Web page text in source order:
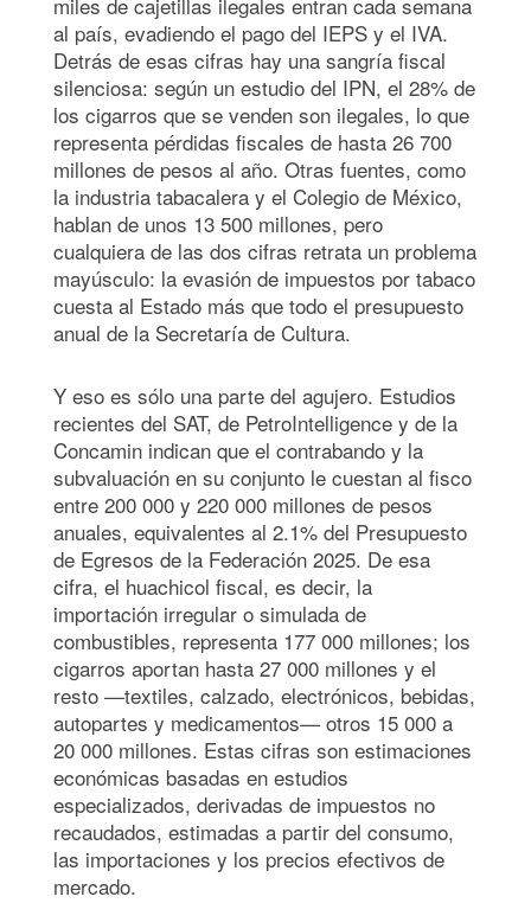
al país, evadiendo el pago del IEPS y el IVA.
Detrás de esas cifras hay una sangría fiscal
silenciosa: según un estudio del IPN, el 28% de
los cigarros que se venden son ilegales, lo que
representa pérdidas fiscales de hasta 26 700
millones de pesos al año. Otras fuentes, como
la industria tabacalera y el Colegio de México,
hablan de unos 13 500 millones, pero
cualquiera de las dos cifras retrata un problema
mayúsculo: la evasión de impuestos por tabaco
cuesta al Estado más que todo el presupuesto
anual de la Secretaría de Cultura.
Y eso es sólo una parte del agujero. Estudios
recientes del SAT, de PetroIntelligence y de la
Concamin indican que el contrabando y la
subvaluación en su conjunto le cuestan al fisco
entre 200 000 y 220 000 millones de pesos
anuales, equivalentes al 2.1% del Presupuesto
de Egresos de la Federación 2025. De esa
cifra, el huachicol fiscal, es decir, la
importación irregular o simulada de
combustibles, representa 177 000 millones; los
cigarros aportan hasta 27 000 millones y el
resto —textiles, calzado, electrónicos, bebidas,
autopartes y medicamentos— otros 15 000 a
20 000 millones. Estas cifras son estimaciones
económicas basadas en estudios
especializados, derivadas de impuestos no
recaudados, estimadas a partir del consumo,
las importaciones y los precios efectivos de
mercado.